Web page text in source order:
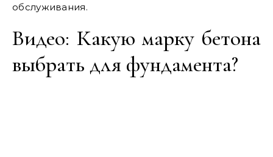
обслуживания.
Видео: Какую марку бетона
выбрать для фундамента?